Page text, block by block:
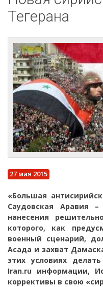
Тегерана
27 мая 2015
«Большая
Саудовская Аравия
нанесения
которого, как
военный сценарий,
Асада и захват
этих условиях
Iran.ru информации,
коррективы в свою